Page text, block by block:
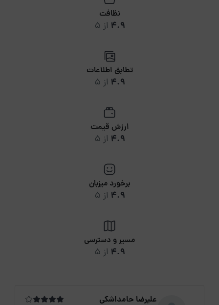
نظافت
4.9 از 5
تطابق اطلاعات
4.9 از 5
ارزش قیمت
4.9 از 5
برخورد میزبان
4.9 از 5
مسیر و دسترسی
4.9 از 5
علیرضا حامداشکی